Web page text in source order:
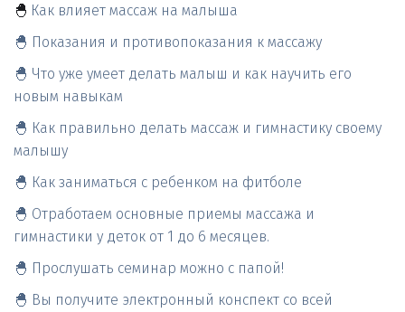
🐣 Как влияет массаж на малыша
🐣 Показания и противопоказания к массажу
🐣 Что уже умеет делать малыш и как научить его
новым навыкам
🐣 Как правильно делать массаж и гимнастику своему
малышу
🐣 Как заниматься с ребенком на фитболе
🐣 Отработаем основные приемы массажа и
гимнастики у деток от 1 до 6 месяцев.
🐣 Прослушать семинар можно с папой!
🐣 Вы получите электронный конспект со всей